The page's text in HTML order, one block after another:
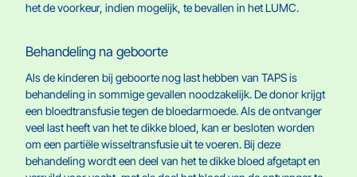
het de voorkeur, indien mogelijk, te bevallen in het LUMC.
Behandeling na geboorte
Als de kinderen bij geboorte nog last hebben van TAPS is
behandeling in sommige gevallen noodzakelijk. De donor krijgt
een bloedtransfusie tegen de bloedarmoede. Als de ontvanger
veel last heeft van het te dikke bloed, kan er besloten worden
om een partiële wisseltransfusie uit te voeren. Bij deze
behandeling wordt een deel van het te dikke bloed afgetapt en